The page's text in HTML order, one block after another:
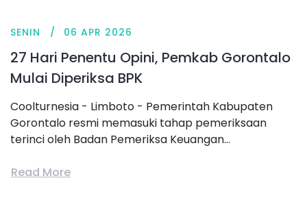
SENIN 06 APR 2026
27 Hari Penentu Opini, Pemkab Gorontalo
Mulai Diperiksa BPK
Coolturnesia - Limboto - Pemerintah Kabupaten
Gorontalo resmi memasuki tahap pemeriksaan
terinci oleh Badan Pemeriksa Keuangan...
Read More